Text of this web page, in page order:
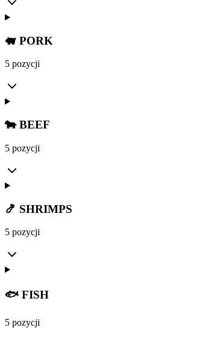
🐖 PORK
5 pozycji
🐄 BEEF
5 pozycji
🍤 SHRIMPS
5 pozycji
🐟 FISH
5 pozycji